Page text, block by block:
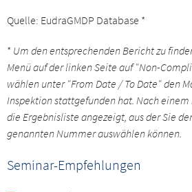
Quelle: EudraGMDP Database *
* Um den entsprechenden Bericht zu
Menü auf der linken Seite auf "Non-
wählen unter "From Date / To Date" den
Inspektion stattgefunden hat. Nach
die Ergebnisliste angezeigt, aus der Sie
genannten Nummer auswählen können.
Seminar-Empfehlungen